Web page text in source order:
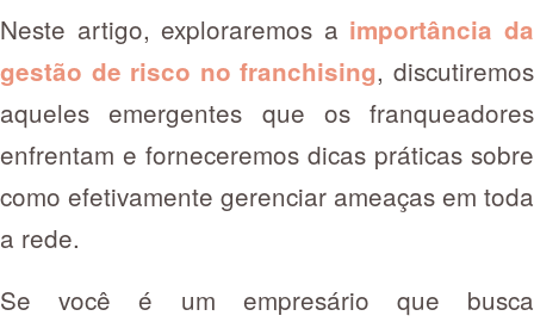
Neste artigo, exploraremos a importância da
gestão de risco no franchising, discutiremos
aqueles emergentes que os franqueadores
enfrentam e forneceremos dicas práticas sobre
como efetivamente gerenciar ameaças em toda
a rede.
Se você é um empresário que busca